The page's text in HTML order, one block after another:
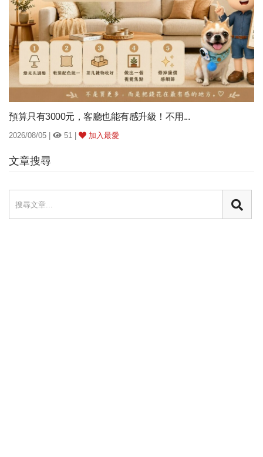
文章搜尋
預算只有3000元，客廳也能有感升級！不用...
2026/08/05 | 51 | 加入最愛